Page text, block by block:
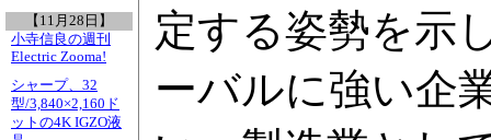
【11月28日】
小寺信良の週刊
Electric Zooma!
シャープ、32
型/3,840×2,160ド
ットの4K IGZO液
定する姿勢を示
ーバルに強い企